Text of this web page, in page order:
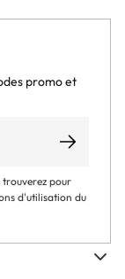
promo et
S’abonner
trouverez pour
d'utilisation du